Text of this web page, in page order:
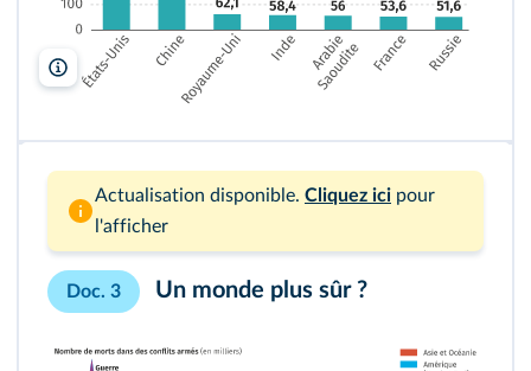
Lelivrescolaire.fr
Actualisation disponible. Cliquez ici pour
l'afficher
Doc. 3 Un monde plus sûr ?